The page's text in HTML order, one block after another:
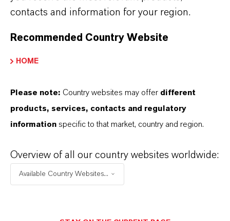
inhärenter Flammwidrigkeit
Ein weiteres Thema auf dem Stand von
der endlosfaserverstärkten Thermoplast-
Insbesondere unter dem Aspekt Flammschutz
bietet das Material erstaunliches Potenzial.
Luers erklärt: „Mit einem Film werden wir auf
inhärente Flammwidrigkeit der Composites bei
Batteriebauteilen im Fall eines so genannten
contacts and information for your region.
Recommended Country Website
HOME
Please note: Country websites may offer different
products, services, contacts and regulatory
information specific to that market, country and region.
Overview of all our country websites worldwide:
Available Country Websites...